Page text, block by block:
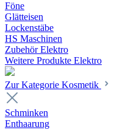
Föne
Glätteisen
Lockenstäbe
HS Maschinen
Zubehör Elektro
Weitere Produkte Elektro
Zur Kategorie Kosmetik
Schminken
Enthaarung